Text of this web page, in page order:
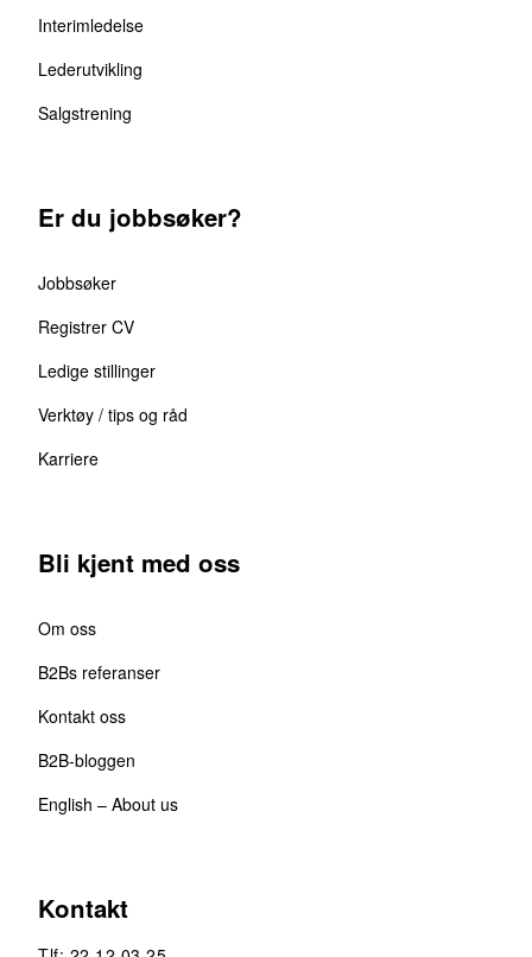
Interimledelse
Lederutvikling
Salgstrening
Er du jobbsøker?
Jobbsøker
Registrer CV
Ledige stillinger
Verktøy / tips og råd
Karriere
Bli kjent med oss
Om oss
B2Bs referanser
Kontakt oss
B2B-bloggen
English – About us
Kontakt